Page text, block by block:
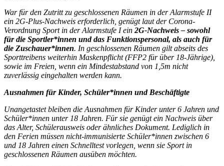
War für den Zutritt zu geschlossenen Räumen in der Alarmstufe II
ein 2G-Plus-Nachweis erforderlich, genügt laut der Corona-
Verordnung Sport in der Alarmstufe I ein 2G-Nachweis – sowohl
für die Sportler*innen und das Funktionspersonal, als auch für
die Zuschauer*innen. In geschlossenen Räumen gilt abseits des
Sporttreibens weiterhin Maskenpflicht (FFP2 für über 18-Jährige),
sowie im Freien, wenn ein Mindestabstand von 1,5m nicht
zuverlässig eingehalten werden kann.
Ausnahmen für Kinder, Schüler*innen und Beschäftigte
Unangetastet bleiben die Ausnahmen für Kinder unter 6 Jahren und
Schüler*innen unter 18 Jahren. Für sie genügt ein Nachweis über
das Alter, Schülerausweis oder ähnliches Dokument. Lediglich in
den Ferien müssen nicht-immunisierte Schüler*innen zwischen 6
und 18 Jahren einen Schnelltest vorlegen, wenn sie Sport in
geschlossenen Räumen ausüben möchten.